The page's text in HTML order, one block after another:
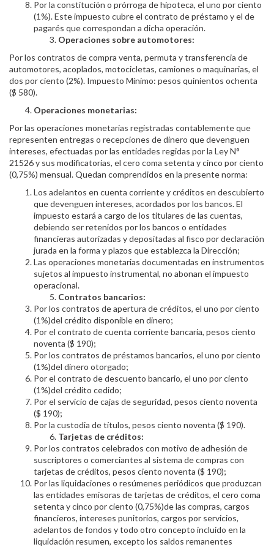
Por la constitución o prórroga de hipoteca, el uno por ciento
(1%). Este impuesto cubre el contrato de préstamo y el de
pagarés que correspondan a dicha operación.
Operaciones sobre automotores:
Por los contratos de compra venta, permuta y transferencia de
automotores, acoplados, motocicletas, camiones o maquinarias, el
dos por ciento (2%). Impuesto Mínimo: pesos quinientos ochenta
($ 580).
Operaciones monetarias:
Por las operaciones monetarias registradas contablemente que
representen entregas o recepciones de dinero que devenguen
intereses, efectuadas por las entidades regidas por la Ley N°
21526 y sus modificatorias, el cero coma setenta y cinco por ciento
(0,75%) mensual. Quedan comprendidos en la presente norma:
Los adelantos en cuenta corriente y créditos en descubierto
que devenguen intereses, acordados por los bancos. El
impuesto estará a cargo de los titulares de las cuentas,
debiendo ser retenidos por los bancos o entidades
financieras autorizadas y depositadas al fisco por declaración
jurada en la forma y plazos que establezca la Dirección;
Las operaciones monetarias documentadas en instrumentos
sujetos al impuesto instrumental, no abonan el impuesto
operacional.
Contratos bancarios:
Por los contratos de apertura de créditos, el uno por ciento
(1%)del crédito disponible en dinero;
Por el contrato de cuenta corriente bancaria, pesos ciento
noventa ($ 190);
Por los contratos de préstamos bancarios, el uno por ciento
(1%)del dinero otorgado;
Por el contrato de descuento bancario, el uno por ciento
(1%)del crédito cedido;
Por el servicio de cajas de seguridad, pesos ciento noventa
($ 190);
Por la custodia de títulos, pesos ciento noventa ($ 190).
Tarjetas de créditos:
Por los contratos celebrados con motivo de adhesión de
suscriptores o comerciantes al sistema de compras con
tarjetas de créditos, pesos ciento noventa ($ 190);
Por las liquidaciones o resúmenes periódicos que produzcan
las entidades emisoras de tarjetas de créditos, el cero coma
setenta y cinco por ciento (0,75%)de las compras, cargos
financieros, intereses punitorios, cargos por servicios,
adelantos de fondos y todo otro concepto incluido en la
liquidación resumen, excepto los saldos remanentes